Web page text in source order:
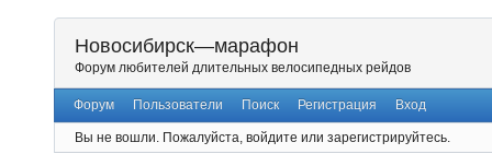
Новосибирск—марафон
Форум любителей длительных велосипедных рейдов
Форум Пользователи Поиск Регистрация Вход
Вы не вошли. Пожалуйста, войдите или зарегистрируйтесь.